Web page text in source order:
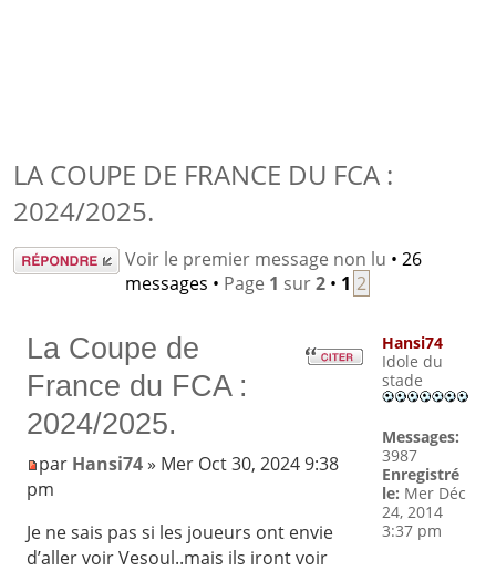
LA COUPE DE FRANCE DU FCA :
2024/2025.
Répondre Voir le premier message non lu • 26
messages • Page 1 sur2• 1 2
La Coupe de
France du FCA :
2024/2025.
par Hansi74» Mer Oct 30, 2024 9:38
pm
Je ne sais pas si les joueurs ont envie
d’aller voir Vesoul..mais ils iront voir
Hansi74
Idole du
stade
Messages:
3987
Enregistré
le: Mer Déc
24, 2014
3:37 pm